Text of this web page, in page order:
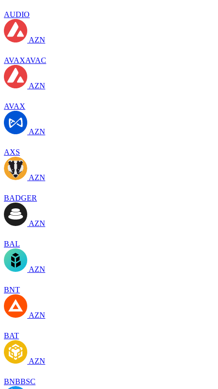
AUDIO
AZN
AVAXAVAC
AZN
AVAX
AZN
AXS
AZN
BADGER
AZN
BAL
AZN
BNT
AZN
BAT
AZN
BNBBSC